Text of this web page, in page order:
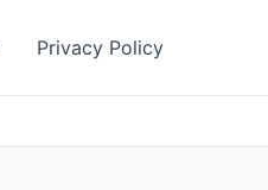
Privacy Policy